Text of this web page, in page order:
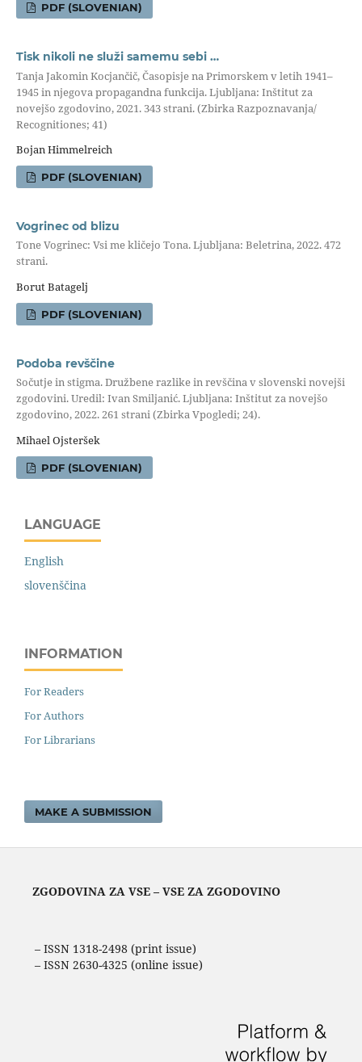
PDF (SLOVENIAN)
Tisk nikoli ne služi samemu sebi …
Tanja Jakomin Kocjančič, Časopisje na Primorskem v letih 1941–
1945 in njegova propagandna funkcija. Ljubljana: Inštitut za
novejšo zgodovino, 2021. 343 strani. (Zbirka Razpoznavanja/
Recognitiones; 41)
Bojan Himmelreich
PDF (SLOVENIAN)
Vogrinec od blizu
Tone Vogrinec: Vsi me kličejo Tona. Ljubljana: Beletrina, 2022. 472
strani.
Borut Batagelj
PDF (SLOVENIAN)
Podoba revščine
Sočutje in stigma. Družbene razlike in revščina v slovenski novejši
zgodovini. Uredil: Ivan Smiljanić. Ljubljana: Inštitut za novejšo
zgodovino, 2022. 261 strani (Zbirka Vpogledi; 24).
Mihael Ojsteršek
PDF (SLOVENIAN)
LANGUAGE
English
slovenščina
INFORMATION
For Readers
For Authors
For Librarians
MAKE A SUBMISSION
ZGODOVINA ZA VSE – VSE ZA ZGODOVINO
– ISSN 1318-2498 (print issue)
– ISSN 2630-4325 (online issue)